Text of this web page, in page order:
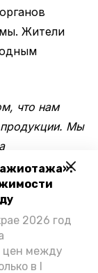
ажиотажа»:
2026 год
цен между
в I
Жители
что нам
продукции. Мы
—
в рамках
в